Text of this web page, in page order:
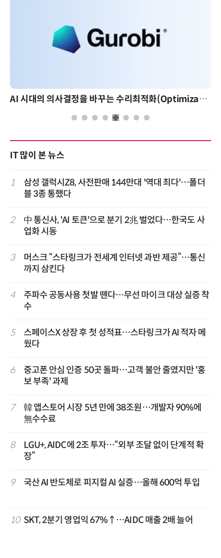
AI 시대의 의사결정을 바꾸는 수리최적화(Optimization): 실제 산업 적용 사례와 활용 전략 AI 핀옵스 실전 세미나: 폭증하는 AI 토큰
IT 많이 본 뉴스
1
삼성 갤럭시Z8, 사전판매 144만대 '역대 최다'…폴더
블 3종 통했다
2
中 통신사, 'AI 토큰'으로 분기 2兆 벌었다…한국도 사
업화 시동
3
머스크 “스타링크가 전세계 인터넷 과반 제공”…통신
까지 삼킨다
4
주파수 공동사용 첫발 뗀다…무선 마이크 대상 실증 착
수
5
스페이스X 상장 후 첫 성적표…스타링크가 AI 적자 메
웠다
6
중고폰 안심 인증 50곳 돌파…고객 불안 줄였지만 '홍
보 부족' 과제
7
韓 앱스토어 시장 5년 만에 38조원…개발자 90%에
無수수료
8
LGU+, AIDC에 2조 투자…“외부 조달 없이 단계적 확
장”
9 국산 AI 반도체로 피지컬 AI 실증…올해 600억 투입
10 SKT, 2분기 영업익 67%↑…AIDC 매출 2배 늘어